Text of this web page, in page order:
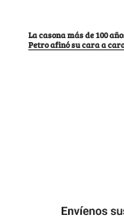
La casona más de 100
Petro afinó su cara a